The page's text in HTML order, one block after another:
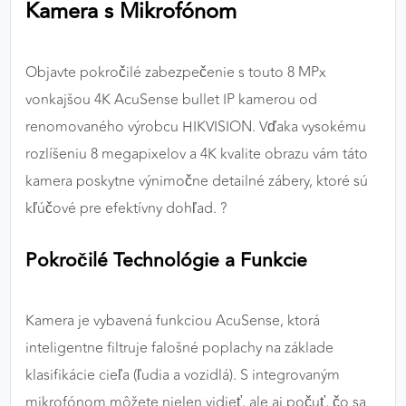
Kamera s Mikrofónom
Objavte pokročilé zabezpečenie s touto 8 MPx
vonkajšou 4K AcuSense bullet IP kamerou od
renomovaného výrobcu HIKVISION. Vďaka vysokému
rozlíšeniu 8 megapixelov a 4K kvalite obrazu vám táto
kamera poskytne výnimočne detailné zábery, ktoré sú
kľúčové pre efektívny dohľad. ?
Pokročilé Technológie a Funkcie
Kamera je vybavená funkciou AcuSense, ktorá
inteligentne filtruje falošné poplachy na základe
klasifikácie cieľa (ľudia a vozidlá). S integrovaným
výkon a funkčnosť našich stránok.
Poskytovateľ: Google
MARKETINGOVÉ COOKIES
správania používateľov naprieč webovými
zobrazovať cielenú a relevantnú reklamu, a to na
Google Ads